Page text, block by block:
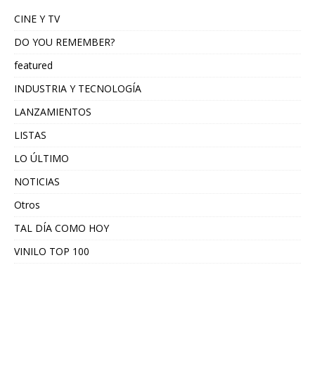
CINE Y TV
DO YOU REMEMBER?
featured
INDUSTRIA Y TECNOLOGÍA
LANZAMIENTOS
LISTAS
LO ÚLTIMO
NOTICIAS
Otros
TAL DÍA COMO HOY
VINILO TOP 100